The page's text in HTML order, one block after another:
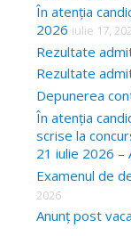
În atenția
2026 iulie 17,
Rezultate
Rezultate
Depunerea
În atenția
scrise la
21 iulie 2026 –
Examenul de
2026
Anunț post